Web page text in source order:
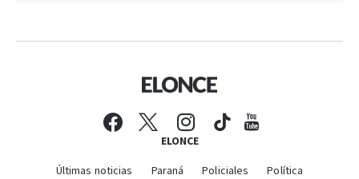
ELONCE
Últimas noticias Paraná Policiales
Política